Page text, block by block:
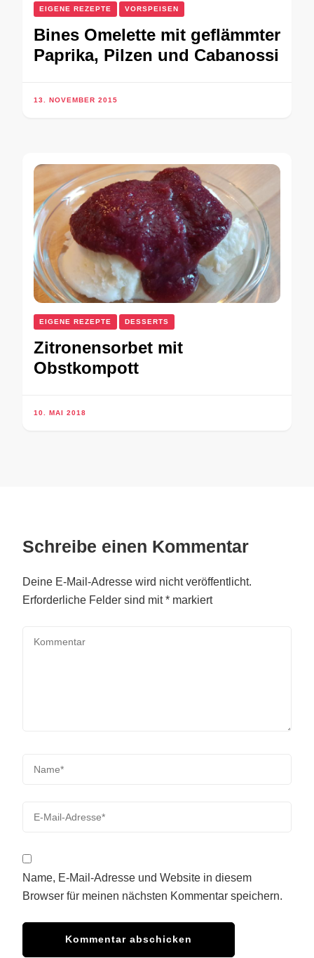
EIGENE REZEPTE VORSPEISEN
Bines Omelette mit geflämmter
Paprika, Pilzen und Cabanossi
13. NOVEMBER 2015
EIGENE REZEPTE DESSERTS
Zitronensorbet mit
Obstkompott
10. MAI 2018
Schreibe einen Kommentar
Deine E-Mail-Adresse wird nicht veröffentlicht.
Erforderliche Felder sind mit* markiert
Name, E-Mail-Adresse und Website in diesem
Browser für meinen nächsten Kommentar speichern.